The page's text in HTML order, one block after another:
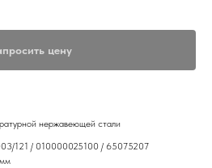
цену
нержавеющей стали
121 / 010000025100 / 65075207